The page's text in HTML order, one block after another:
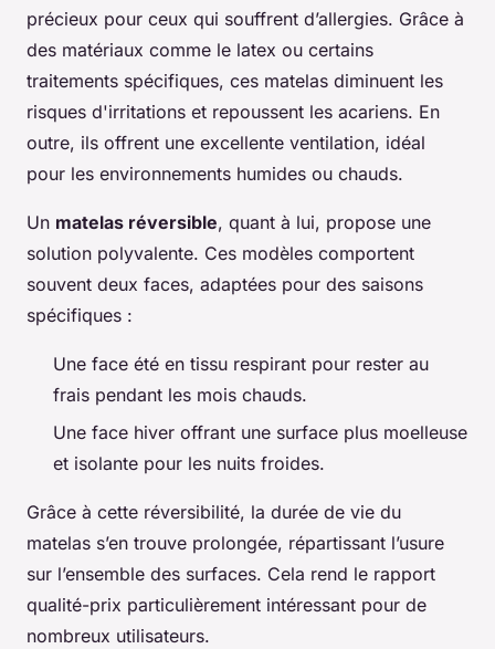
précieux pour ceux qui souffrent d’allergies. Grâce à
des matériaux comme le latex ou certains
traitements spécifiques, ces matelas diminuent les
risques d'irritations et repoussent les acariens. En
outre, ils offrent une excellente ventilation, idéal
pour les environnements humides ou chauds.
Un matelas réversible, quant à lui, propose une
solution polyvalente. Ces modèles comportent
souvent deux faces, adaptées pour des saisons
spécifiques :
Une face été en tissu respirant pour rester au
frais pendant les mois chauds.
Une face hiver offrant une surface plus moelleuse
et isolante pour les nuits froides.
Grâce à cette réversibilité, la durée de vie du
matelas s’en trouve prolongée, répartissant l’usure
sur l’ensemble des surfaces. Cela rend le rapport
qualité-prix particulièrement intéressant pour de
nombreux utilisateurs.